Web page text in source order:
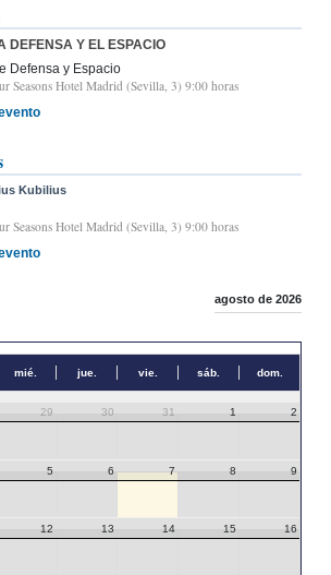
DEFENSA Y EL ESPACIO
Defensa y Espacio
Seasons Hotel Madrid (Sevilla, 3) 9:00 horas
Kubilius
Seasons Hotel Madrid (Sevilla, 3) 9:00 horas
agosto de 2026
mié. jue. vie. sáb. dom.
29 30 31 1 2
5 6 7 8 9
12 13 14 15 16